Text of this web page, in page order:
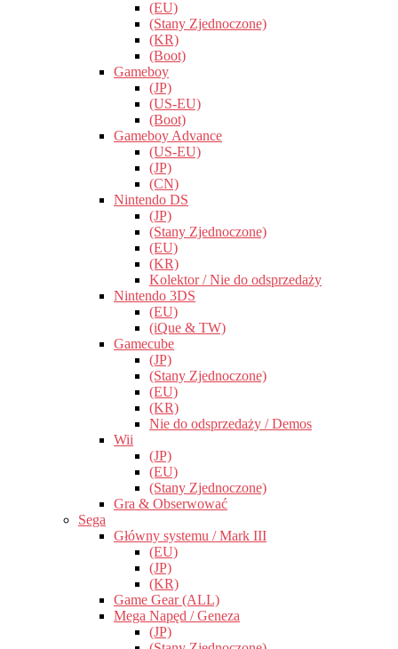
(EU)
(Stany Zjednoczone)
(KR)
(Boot)
Gameboy
(JP)
(US-EU)
(Boot)
Gameboy Advance
(US-EU)
(JP)
(CN)
Nintendo DS
(JP)
(Stany Zjednoczone)
(EU)
(KR)
Kolektor / Nie do odsprzedaży
Nintendo 3DS
(EU)
(iQue & TW)
Gamecube
(JP)
(Stany Zjednoczone)
(EU)
(KR)
Nie do odsprzedaży / Demos
Wii
(JP)
(EU)
(Stany Zjednoczone)
Gra & Obserwować
Sega
Główny systemu / Mark III
(EU)
(JP)
(KR)
Game Gear (ALL)
Mega Napęd / Geneza
(JP)